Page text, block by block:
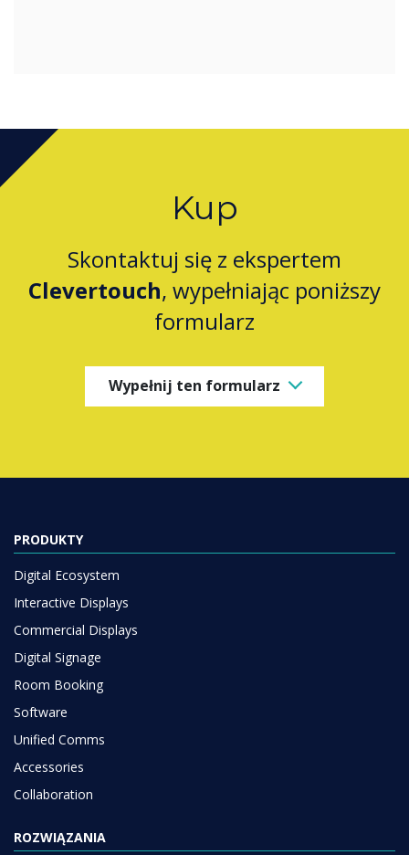
Kup
Skontaktuj się z ekspertem
Clevertouch, wypełniając poniższy
formularz
Wypełnij ten formularz
PRODUKTY
Digital Ecosystem
Interactive Displays
Commercial Displays
Digital Signage
Room Booking
Software
Unified Comms
Accessories
Collaboration
ROZWIĄZANIA